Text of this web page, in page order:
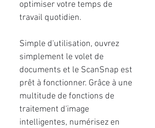
optimiser votre temps de
travail quotidien.
Simple d'utilisation, ouvrez
simplement le volet de
documents et le ScanSnap est
prêt à fonctionner. Grâce à une
multitude de fonctions de
traitement d'image
intelligentes, numérisez en